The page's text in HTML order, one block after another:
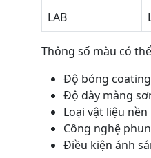
LAB
Thông số màu có
Độ bóng coating
Độ dày màng
Loại vật liệu nền
Công nghệ
Điều kiện ánh